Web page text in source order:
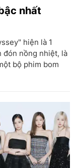
nhất
hiện là 1
đón nồng nhiệt, là
bộ phim bom